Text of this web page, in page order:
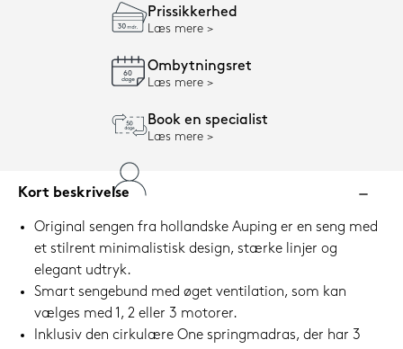
Prissikkerhed
Læs mere
Ombytningsret
Læs mere
Book en specialist
Læs mere
Kort beskrivelse
Original sengen fra hollandske Auping er en seng med
et stilrent minimalistisk design, stærke linjer og
elegant udtryk.
Smart sengebund med øget ventilation, som kan
vælges med 1, 2 eller 3 motorer.
Inklusiv den cirkulære One springmadras, der har 3